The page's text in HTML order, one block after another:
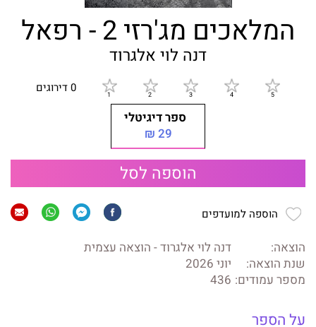
המלאכים מג'רזי 2 - רפאל
דנה לוי אלגרוד
0 דירוגים
ספר דיגיטלי
29 ₪
הוספה לסל
הוספה למועדפים
הוצאה:
דנה לוי אלגרוד - הוצאה עצמית
שנת הוצאה:
יוני 2026
מספר עמודים: 436
על הספר